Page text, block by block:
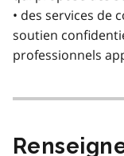
• des services de
soutien
professionnels